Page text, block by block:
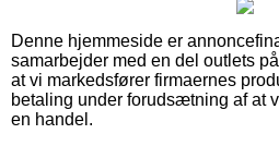
Denne hjemmeside er
samarbejder med en del outlets
at vi markedsfører firmaernes
betaling under forudsætning af at
en handel.